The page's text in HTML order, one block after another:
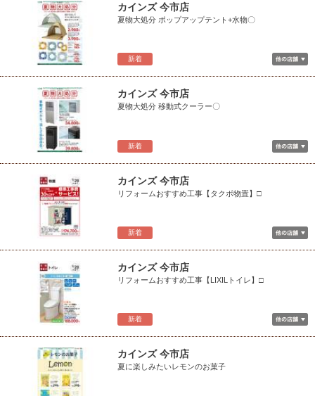
新着
カインズ 今市店
夏物大処分 ポップアップテント+水物〇
新着
カインズ 今市店
夏物大処分 移動式クーラー〇
新着
カインズ 今市店
リフォームおすすめ工事【タクボ物置】□
新着
カインズ 今市店
リフォームおすすめ工事【LIXILトイレ】□
カインズ 今市店
夏に楽しみたいレモンのお菓子